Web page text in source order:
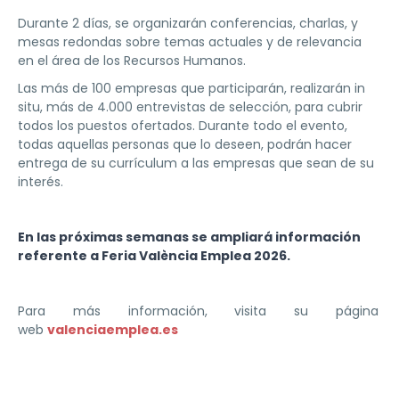
Durante 2 días, se organizarán conferencias, charlas, y
mesas redondas sobre temas actuales y de relevancia
en el área de los Recursos Humanos.
Las más de 100 empresas que participarán, realizarán in
situ, más de 4.000 entrevistas de selección, para cubrir
todos los puestos ofertados. Durante todo el evento,
todas aquellas personas que lo deseen, podrán hacer
entrega de su currículum a las empresas que sean de su
interés.
En las próximas semanas se ampliará información
referente a Feria València Emplea 2026.
Para más información, visita su página
web valenciaemplea.es